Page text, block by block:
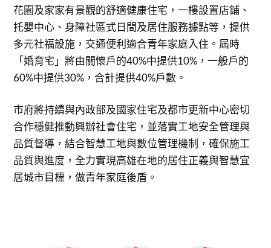
花園及家家有景觀的舒適健康住宅，一樓設置店鋪、
托嬰中心、身障社區式日間及居住服務據點等，提供
多元社福設施，交通便利適合青年家庭入住。屆時
「婚育宅」將由關懷戶的40%中提供10%，一般戶的
60%中提供30%，合計提供40%戶數。
市府將持續與內政部及國家住宅及都市更新中心密切
合作穩健推動興辦社會住宅，並落實工地安全管理與
品質督導，結合智慧工地與數位管理機制，確保施工
品質與進度，全力實現高雄在地的居住正義與智慧宜
居城市目標，做青年家庭後盾。